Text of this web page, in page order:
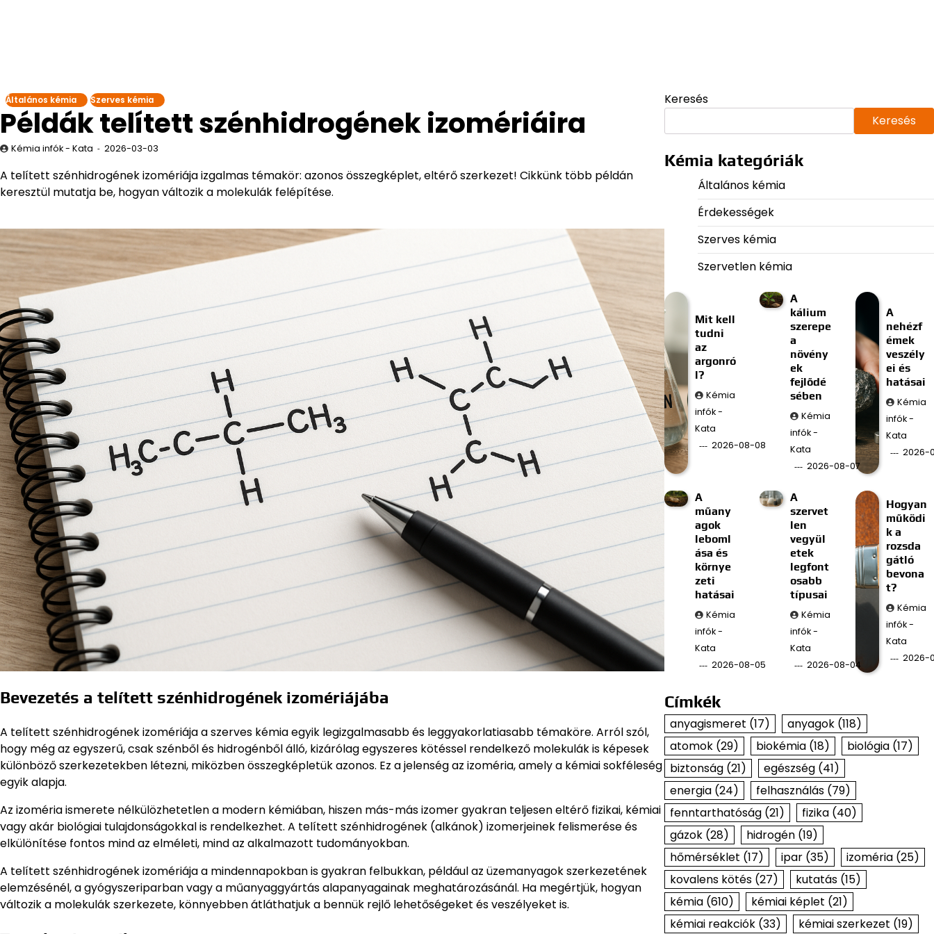
Általános kémia Szerves kémia
Példák telített szénhidrogének izomériáira
Kémia infók - Kata 2026-03-03
A telített szénhidrogének izomériája izgalmas témakör: azonos összegképlet, eltérő szerkezet! Cikkünk több példán
keresztül mutatja be, hogyan változik a molekulák felépítése.
Bevezetés a telített szénhidrogének izomériájába
A telített szénhidrogének izomériája a szerves kémia egyik legizgalmasabb és leggyakorlatiasabb témaköre. Arról szól,
hogy még az egyszerű, csak szénből és hidrogénből álló, kizárólag egyszeres kötéssel rendelkező molekulák is képesek
különböző szerkezetekben létezni, miközben összegképletük azonos. Ez a jelenség az izoméria, amely a kémiai sokféleség
egyik alapja.
Az izoméria ismerete nélkülözhetetlen a modern kémiában, hiszen más-más izomer gyakran teljesen eltérő fizikai, kémiai
vagy akár biológiai tulajdonságokkal is rendelkezhet. A telített szénhidrogének (alkánok) izomerjeinek felismerése és
elkülönítése fontos mind az elméleti, mind az alkalmazott tudományokban.
A telített szénhidrogének izomériája a mindennapokban is gyakran felbukkan, például az üzemanyagok szerkezetének
elemzésénél, a gyógyszeriparban vagy a műanyaggyártás alapanyagainak meghatározásánál. Ha megértjük, hogyan
változik a molekulák szerkezete, könnyebben átláthatjuk a bennük rejlő lehetőségeket és veszélyeket is.
Keresés
Keresés
Kémia kategóriák
Általános kémia
Érdekességek
Szerves kémia
Szervetlen kémia
Mit kell
tudni
az
argonró
l?
Kémia
infók -
Kata
2026-08-08
A
kálium
szerepe
a
növény
ek
fejlődé
sében
Kémia
infók -
Kata
2026-08-07
A
nehézf
émek
veszély
ei és
hatásai
Kémia
infók -
Kata
2026-
A
műany
agok
leboml
ása és
környe
zeti
hatásai
Kémia
infók -
Kata
2026-08-05
A
szervet
len
vegyül
etek
legfont
osabb
típusai
Kémia
infók -
Kata
2026-08-04
Hogyan
működi
k a
rozsda
gátló
bevona
t?
Kémia
infók -
Kata
2026-
Címkék
anyagismeret (17) anyagok(118)
atomok(29) biokémia(18) biológia(17)
biztonság(21) egészség(41)
energia(24) felhasználás(79)
fenntarthatóság(21) fizika(40)
gázok(28) hidrogén(19)
hőmérséklet (17) ipar(35) izoméria(25)
kovalens kötés(27) kutatás(15)
kémia(610) kémiai képlet (21)
kémiai reakciók(33) kémiai szerkezet (19)